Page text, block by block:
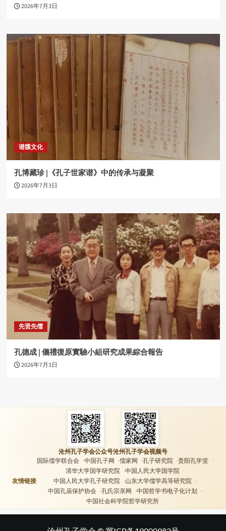
2026年7月3日
谱牒文化
孔博藏珍 |《孔子世家谱》中的传承与凝聚
2026年7月3日
先贤先儒
孔德成 | 儀禮復原實驗小組研究成果綜合報告
2026年7月3日
沧州孔子学会公众号沧州孔子学会视频号
友情链接
国际儒学联合会 中国孔子网 儒家网 孔子研究院
贵阳孔学堂
清华大学国学研究院
中国人民大学国学院
中国人民大学孔子研究院
山东大学儒学高等研究院
中国孔庙保护协会
孔氏宗亲网
中国哲学书电子化计划
中国社会科学院哲学研究所